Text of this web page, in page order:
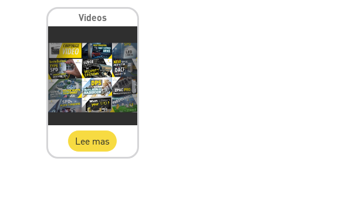
Videos
Lee mas